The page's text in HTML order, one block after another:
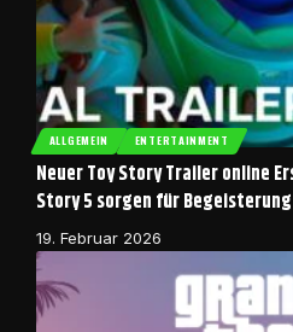
ALLGEMEIN ENTERTAINMENT
Neuer Toy Story Trailer online
Story 5 sorgen für Begeisterung
19. Februar 2026